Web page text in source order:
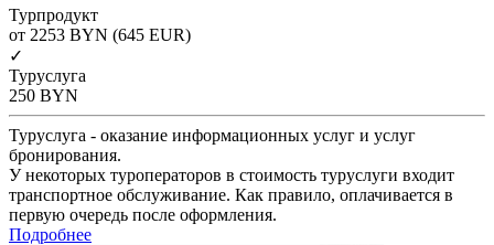
Турпродукт
от 2253 BYN (645 EUR)
✓
Туруслуга
250 BYN
Туруслуга - оказание информационных услуг и услуг
бронирования.
У некоторых туроператоров в стоимость туруслуги входит
транспортное обслуживание. Как правило, оплачивается в
первую очередь после оформления.
Подробнее